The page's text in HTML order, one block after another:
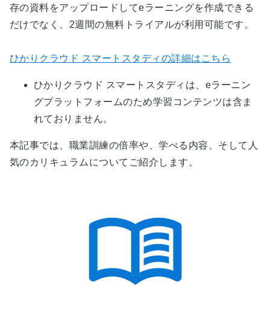
存の資料をアップロードしてeラーニングを作成できる
だけでなく、2週間の無料トライアルが利用可能です。
ひかりクラウド スマートスタディの詳細はこちら
ひかりクラウド スマートスタディは、eラーニン
グプラットフォームのため学習コンテンツは含ま
れておりません。
本記事では、職業訓練の倍率や、学べる内容、そして人
気のカリキュラムについてご紹介します。